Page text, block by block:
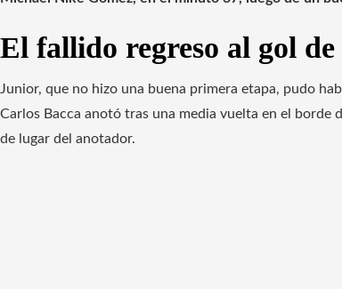
El fallido regreso al gol
Junior, que no hizo una buena primera etapa, pudo
Carlos Bacca anotó tras una media vuelta en el borde
de lugar del anotador.